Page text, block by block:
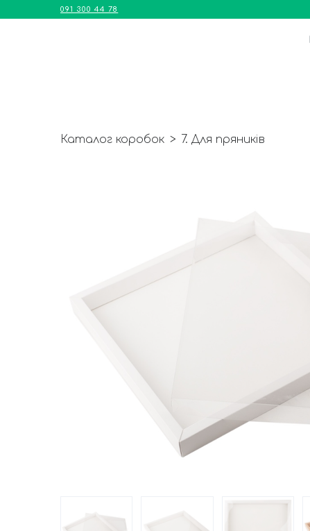
091 300 44 78
Каталог коробок 7. Для пряників